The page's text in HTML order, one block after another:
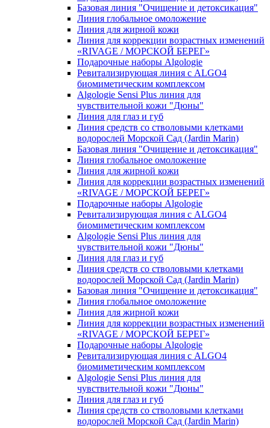
Базовая линия "Очищение и детоксикация"
Линия глобальное омоложение
Линия для жирной кожи
Линия для коррекции возрастных изменений
«RIVAGE / МОРСКОЙ БЕРЕГ»
Подарочные наборы Algologie
Ревитализирующая линия с ALGO4
биомиметическим комплексом
Algologie Sensi Plus линия для
чувcтвительной кожи "Дюны"
Линия для глаз и губ
Линия средств со стволовыми клетками
водорослей Морской Сад (Jardin Marin)
Базовая линия "Очищение и детоксикация"
Линия глобальное омоложение
Линия для жирной кожи
Линия для коррекции возрастных изменений
«RIVAGE / МОРСКОЙ БЕРЕГ»
Подарочные наборы Algologie
Ревитализирующая линия с ALGO4
биомиметическим комплексом
Algologie Sensi Plus линия для
чувcтвительной кожи "Дюны"
Линия для глаз и губ
Линия средств со стволовыми клетками
водорослей Морской Сад (Jardin Marin)
Базовая линия "Очищение и детоксикация"
Линия глобальное омоложение
Линия для жирной кожи
Линия для коррекции возрастных изменений
«RIVAGE / МОРСКОЙ БЕРЕГ»
Подарочные наборы Algologie
Ревитализирующая линия с ALGO4
биомиметическим комплексом
Algologie Sensi Plus линия для
чувcтвительной кожи "Дюны"
Линия для глаз и губ
Линия средств со стволовыми клетками
водорослей Морской Сад (Jardin Marin)